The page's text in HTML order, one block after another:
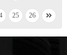
25 26